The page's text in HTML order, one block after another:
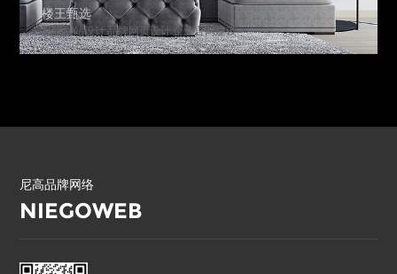
楼王甄选
品牌网站设计.品牌网页设计.企业官网建设
尼高品牌网络
NIEGOWEB